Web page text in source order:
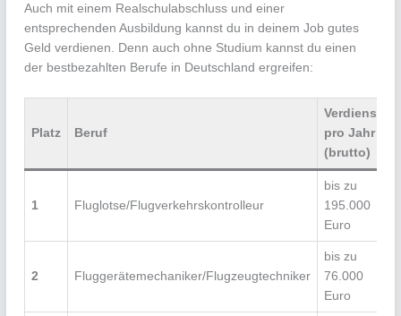
Auch mit einem Realschulabschluss und einer
entsprechenden Ausbildung kannst du in deinem Job gutes
Geld verdienen. Denn auch ohne Studium kannst du einen
der bestbezahlten Berufe in Deutschland ergreifen:
Platz Beruf
Verdienst
pro Jahr
(brutto)
1 Fluglotse/Flugverkehrskontrolleur
bis zu
195.000
Euro
2 Fluggerätemechaniker/Flugzeugtechniker
bis zu
76.000
Euro